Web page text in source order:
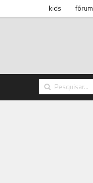
kids fórum